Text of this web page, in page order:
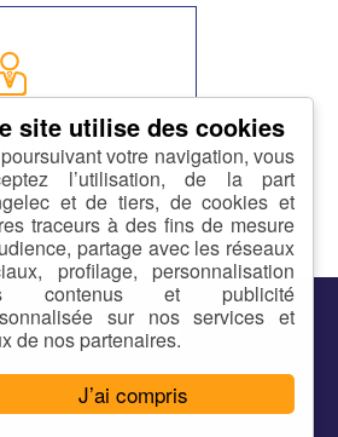
J’ai compris
votre navigation, vous
l’utilisation, de la part
et de tiers, de cookies et
traceurs à des fins de mesure
partage avec les réseaux
profilage, personnalisation
contenus et publicité
sur nos services et
de nos partenaires.